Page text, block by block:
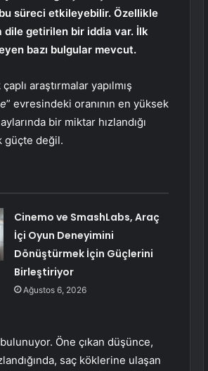
süreci etkileyebilir. Özellikle
dile getirilen bir iddia var. İlk
bazı bulgular mevcut.
araştırmalar yapılmış
” evresindeki oranının en yüksek
bir miktar hızlandığı
güçte değil.
Cinemo ve SmashLabs, Araç
İçi Oyun Deneyimini
Dönüştürmek İçin Güçlerini
Birleştiriyor
Ağustos 6, 2026
Öne çıkan düşünce,
saç köklerine ulaşan